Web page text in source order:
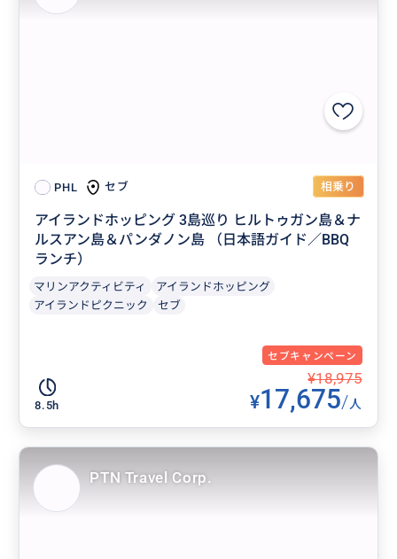
PHL セブ 相乗り
アイランドホッピング 3島巡り ヒルトゥガン島＆ナ
ルスアン島＆パンダノン島 （日本語ガイド／BBQ
ランチ）
マリンアクティビティ
アイランドホッピング
アイランドピクニック
セブ
セブキャンペーン
8.5h
¥18,975
¥17,675/人
PTN Travel Corp.